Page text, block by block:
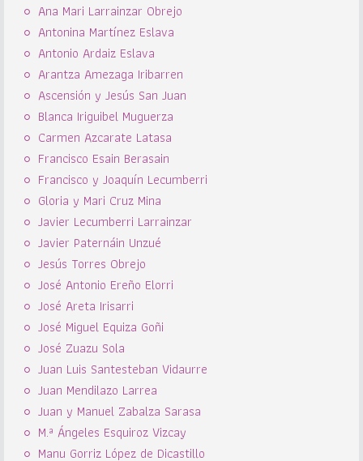
Ana Mari Larrainzar Obrejo
Antonina Martínez Eslava
Antonio Ardaiz Eslava
Arantza Amezaga Iribarren
Ascensión y Jesús San Juan
Blanca Iriguibel Muguerza
Carmen Azcarate Latasa
Francisco Esain Berasain
Francisco y Joaquín Lecumberri
Gloria y Mari Cruz Mina
Javier Lecumberri Larrainzar
Javier Paternáin Unzué
Jesús Torres Obrejo
José Antonio Ereño Elorri
José Areta Irisarri
José Miguel Equiza Goñi
José Zuazu Sola
Juan Luis Santesteban Vidaurre
Juan Mendilazo Larrea
Juan y Manuel Zabalza Sarasa
M.ª Ángeles Esquiroz Vizcay
Manu Gorriz López de Dicastillo